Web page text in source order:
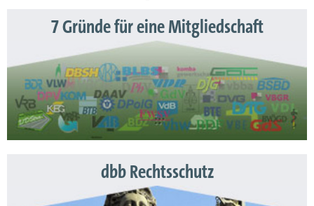
7 Gründe für eine Mitgliedschaft
dbb Rechtsschutz